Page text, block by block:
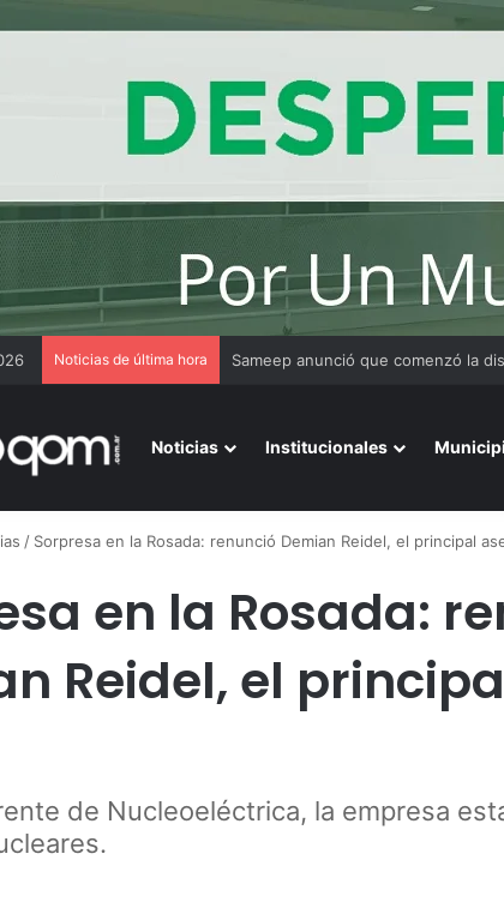
Noticias de última hora Gremios y organizaciones
Noticias Institucionales
/ Sorpresa en la Rosada: renunció Demian Reidel, el principal
en la Rosada:
Reidel, el
de Nucleoeléctrica, la empresa